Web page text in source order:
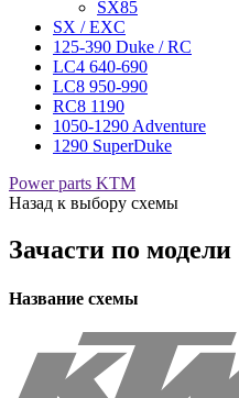
SX85
SX / EXC
125-390 Duke / RC
LC4 640-690
LC8 950-990
RC8 1190
1050-1290 Adventure
1290 SuperDuke
Power parts KTM
Назад к выбору схемы
Зачасти по модели
Название схемы